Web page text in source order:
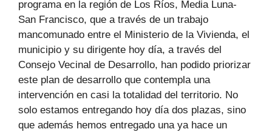
programa en la región de Los Ríos, Media Luna-
San Francisco, que a través de un trabajo
mancomunado entre el Ministerio de la Vivienda, el
municipio y su dirigente hoy día, a través del
Consejo Vecinal de Desarrollo, han podido priorizar
este plan de desarrollo que contempla una
intervención en casi la totalidad del territorio. No
solo estamos entregando hoy día dos plazas, sino
que además hemos entregado una ya hace un